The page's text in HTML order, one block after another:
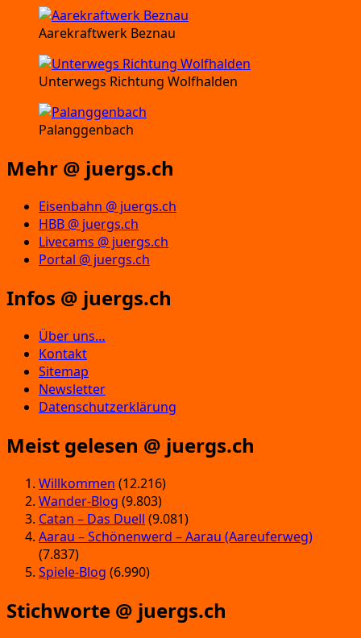
Aarekraftwerk Beznau
Unterwegs Richtung Wolfhalden
Palanggenbach
Mehr @ juergs.ch
Eisenbahn @ juergs.ch
HBB @ juergs.ch
Livecams @ juergs.ch
Portal @ juergs.ch
Infos @ juergs.ch
Über uns…
Kontakt
Sitemap
Newsletter
Datenschutzerklärung
Meist gelesen @ juergs.ch
Willkommen (12.216)
Wander-Blog (9.803)
Catan – Das Duell (9.081)
Aarau – Schönenwerd – Aarau (Aareuferweg)
(7.837)
Spiele-Blog (6.990)
Stichworte @ juergs.ch